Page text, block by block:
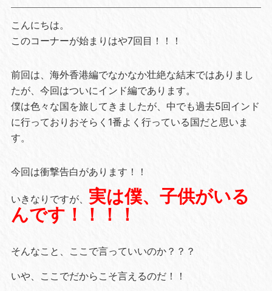
こんにちは。
このコーナーが始まりはや7回目！！！
前回は、海外香港編でなかなか壮絶な結末ではありまし
たが、今回はついにインド編であります。
僕は色々な国を旅してきましたが、中でも過去5回インド
に行っておりおそらく1番よく行っている国だと思いま
す。
今回は衝撃告白があります！！
いきなりですが、 実は僕、子供がいる
んです！！！！
そんなこと、ここで言っていいのか？？？
いや、ここでだからこそ言えるのだ！！